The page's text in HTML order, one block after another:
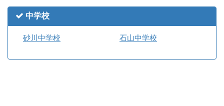
中学校
砂川中学校 石山中学校